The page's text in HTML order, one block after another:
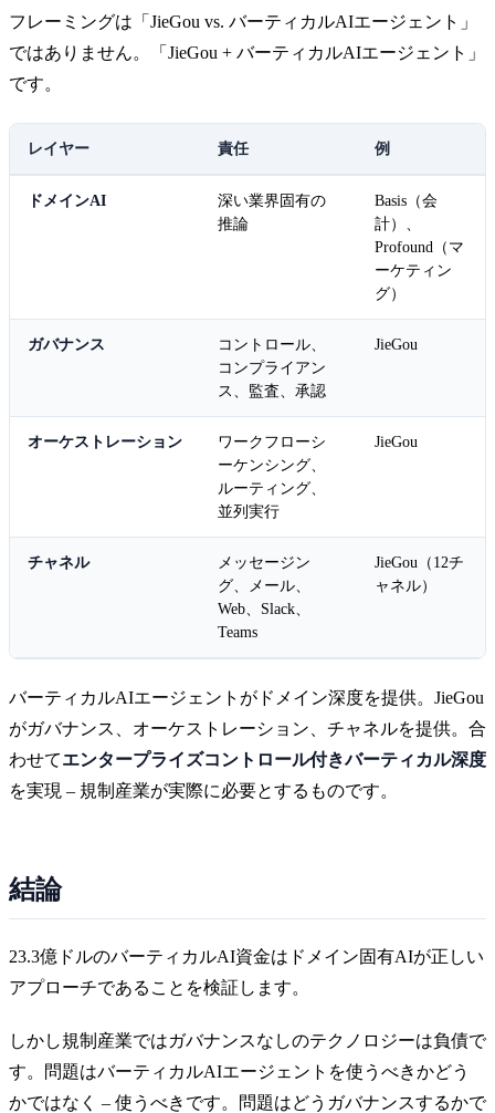
フレーミングは「JieGou vs. バーティカルAIエージェント」
ではありません。「JieGou + バーティカルAIエージェント」
です。
レイヤー 責任 例
ドメインAI
深い業界固有の
推論
Basis（会
計）、
Profound（マ
ーケティン
グ）
ガバナンス
コントロール、
コンプライアン
ス、監査、承認
JieGou
オーケストレーション
ワークフローシ
ーケンシング、
ルーティング、
並列実行
JieGou
チャネル
メッセージン
グ、メール、
Web、Slack、
Teams
JieGou（12チ
ャネル）
バーティカルAIエージェントがドメイン深度を提供。JieGou
がガバナンス、オーケストレーション、チャネルを提供。合
わせてエンタープライズコントロール付きバーティカル深度
を実現 – 規制産業が実際に必要とするものです。
結論
23.3億ドルのバーティカルAI資金はドメイン固有AIが正しい
アプローチであることを検証します。
しかし規制産業ではガバナンスなしのテクノロジーは負債で
す。問題はバーティカルAIエージェントを使うべきかどう
かではなく – 使うべきです。問題はどうガバナンスするかで